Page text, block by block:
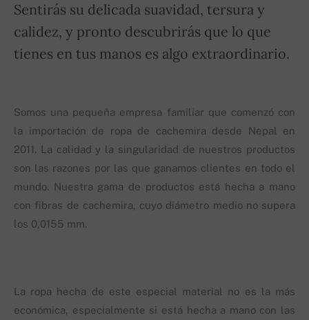
Sentirás su delicada suavidad, tersura y
calidez, y pronto descubrirás que lo que
tienes en tus manos es algo extraordinario.
Somos una pequeña empresa familiar que comenzó con
la importación de ropa de cachemira desde Nepal en
2011. La calidad y la singularidad de nuestros productos
son las razones por las que ganamos clientes en todo el
mundo. Nuestra gama de productos está hecha a mano
con fibras de cachemira, cuyo diámetro medio no supera
los 0,0155 mm.
La ropa hecha de este especial material no es la más
económica, especialmente si está hecha a mano con las